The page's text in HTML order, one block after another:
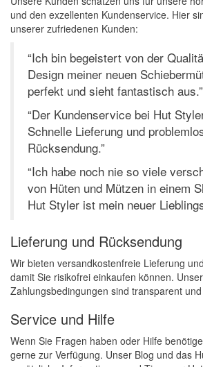
und den exzellenten Kundenservice. Hier
unserer zufriedenen Kunden:
“Ich bin begeistert von der
Design meiner neuen
perfekt und sieht fantastisch aus.”
“Der Kundenservice bei Hut
Schnelle Lieferung und
Rücksendung.”
“Ich habe noch nie so viele
von Hüten und Mützen in einem
Hut Styler ist mein neuer
Lieferung und Rücksendung
Wir bieten versandkostenfreie Lieferung
damit Sie risikofrei einkaufen können.
Zahlungsbedingungen sind transparent
Service und Hilfe
Wenn Sie Fragen haben oder Hilfe
gerne zur Verfügung. Unser Blog und das